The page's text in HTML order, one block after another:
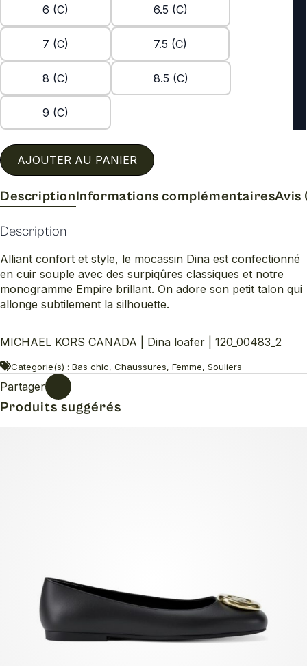
6 (C) 6.5 (C)
7 (C) 7.5 (C)
8 (C) 8.5 (C)
9 (C)
AJOUTER AU PANIER
DescriptionInformations complémentairesAvis
Description
Alliant confort et style, le mocassin Dina est confectionné
en cuir souple avec des surpiqûres classiques et notre
monogramme Empire brillant. On adore son petit talon qui
allonge subtilement la silhouette.
MICHAEL KORS CANADA | Dina loafer | 120_00483_2
Categorie(s) : Bas chic, Chaussures, Femme, Souliers
Partager
Produits suggérés